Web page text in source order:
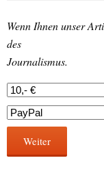
Wenn Ihnen unser
des
Journalismus.
Weiter